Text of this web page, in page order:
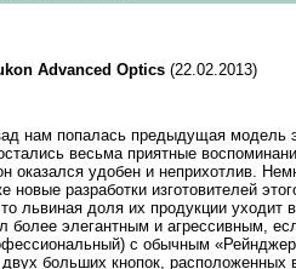
Advanced Optics (22.02.2013)
нам попалась предыдущая модель
весьма приятные
оказался удобен и неприхотлив.
новые разработки изготовителей
львиная доля их продукции уходит
элегантным и агрессивным,
с обычным
больших кнопок, расположенных